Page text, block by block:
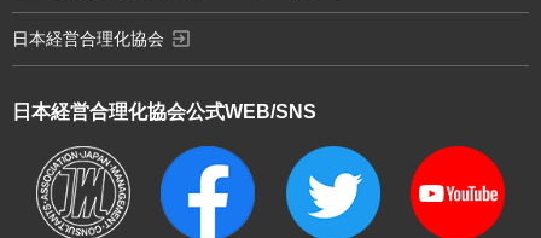
日本経営合理化協会公式WEB/SNS
日本経営合理化協会 exit_to_app